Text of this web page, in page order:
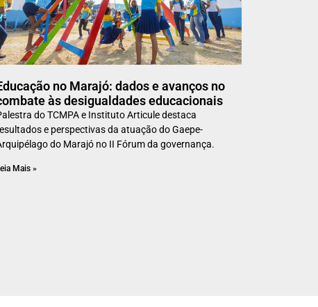
no Marajó: dados e avanços no
às desigualdades educacionais
do TCMPA e Instituto Articule destaca
e perspectivas da atuação do Gaepe-
do Marajó no II Fórum da governança.
Mais »